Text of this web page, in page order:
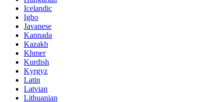
Icelandic
Igbo
Javanese
Kannada
Kazakh
Khmer
Kurdish
Kyrgyz
Latin
Latvian
Lithuanian